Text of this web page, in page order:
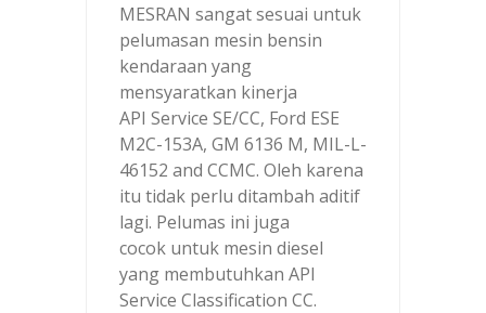
MESRAN sangat sesuai untuk
pelumasan mesin bensin
kendaraan yang
mensyaratkan kinerja
API Service SE/CC, Ford ESE
M2C-153A, GM 6136 M, MIL-L-
46152 and CCMC. Oleh karena
itu tidak perlu ditambah aditif
lagi. Pelumas ini juga
cocok untuk mesin diesel
yang membutuhkan API
Service Classification CC.